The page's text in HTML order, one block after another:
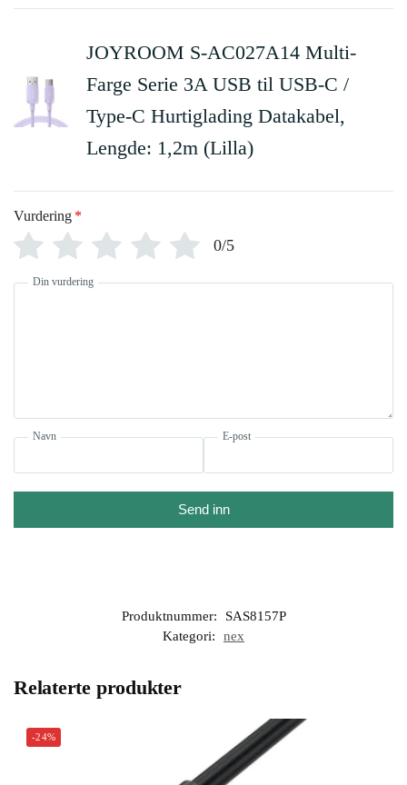
JOYROOM S-AC027A14 Multi-
Farge Serie 3A USB til USB-C /
Type-C Hurtiglading Datakabel,
Lengde: 1,2m (Lilla)
Vurdering *
0/5
Din vurdering
Navn E-post
Send inn
Produktnummer:
SAS8157P
Kategori:
nex
Relaterte produkter
-24%